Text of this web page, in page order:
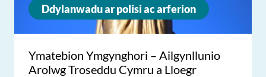
Ddylanwadu ar polisi ac arferion
Ymatebion Ymgynghori – Ailgynllunio
Arolwg Troseddu Cymru a Lloegr